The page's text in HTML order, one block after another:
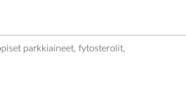
parkkiaineet, fytosterolit,